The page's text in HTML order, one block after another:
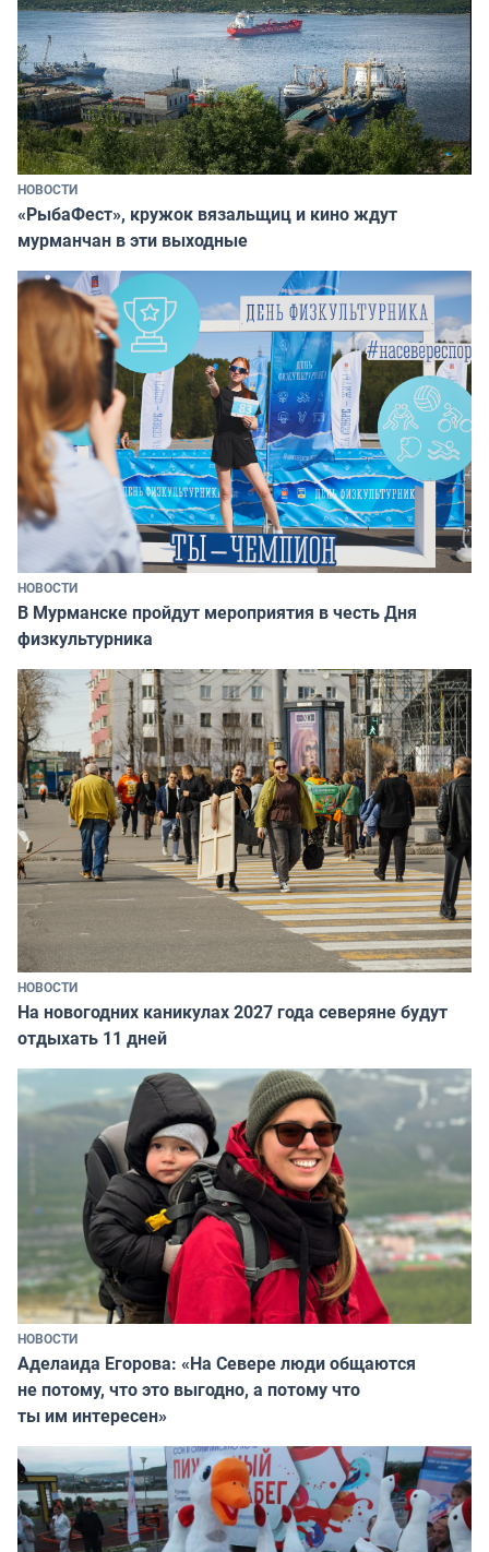
НОВОСТИ
«РыбаФест», кружок вязальщиц и кино ждут
мурманчан в эти выходные
НОВОСТИ
В Мурманске пройдут мероприятия в честь Дня
физкультурника
НОВОСТИ
На новогодних каникулах 2027 года северяне будут
отдыхать 11 дней
НОВОСТИ
Аделаида Егорова: «На Севере люди общаются
не потому, что это выгодно, а потому что
ты им интересен»